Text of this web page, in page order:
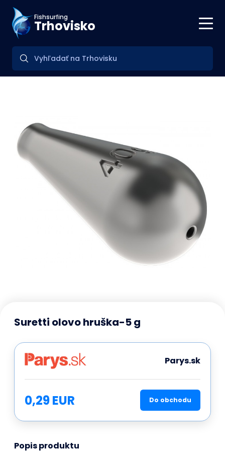
Fishsurfing
Trhovisko
Suretti olovo hruška-5 g
Parys.sk
0,29 EUR Do obchodu
Popis produktu